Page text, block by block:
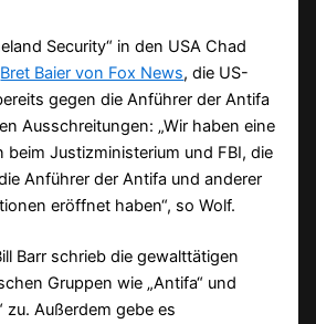
Security“ in den USA Chad
Bret Baier von Fox News, die US-
gegen die Anführer der Antifa
Ausschreitungen: „Wir haben eine
beim Justizministerium und FBI, die
Anführer der Antifa und anderer
eröffnet haben“, so Wolf.
Barr schrieb die gewalttätigen
Gruppen wie „Antifa“ und
zu. Außerdem gebe es